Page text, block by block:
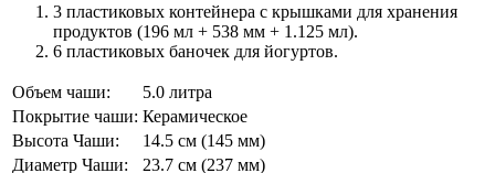
3 пластиковых контейнера с крышками для хранения
продуктов (196 мл + 538 мм + 1.125 мл).
6 пластиковых баночек для йогуртов.
Объем чаши:
5.0 литра
Покрытие чаши: Керамическое
Высота Чаши:
14.5 см (145 мм)
Диаметр Чаши:
23.7 см (237 мм)